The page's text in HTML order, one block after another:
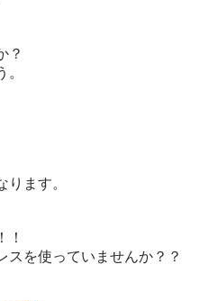
？
ます。
！
スを使っていませんか？？